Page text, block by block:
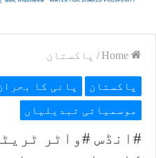
/ پاکستان
پاکستان پانی کا
موسمیاتی تبدیلیاں
#انڈس #واٹر